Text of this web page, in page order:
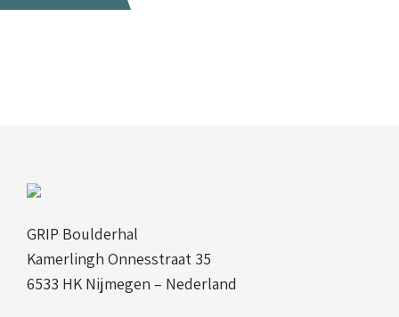
GRIP Boulderhal
Kamerlingh Onnesstraat 35
6533 HK Nijmegen – Nederland